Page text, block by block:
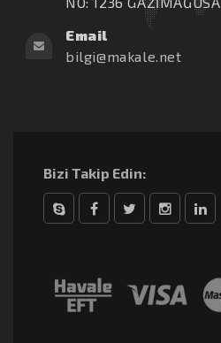
Email
bilgi@makale.net
Bizi Takip Edin: